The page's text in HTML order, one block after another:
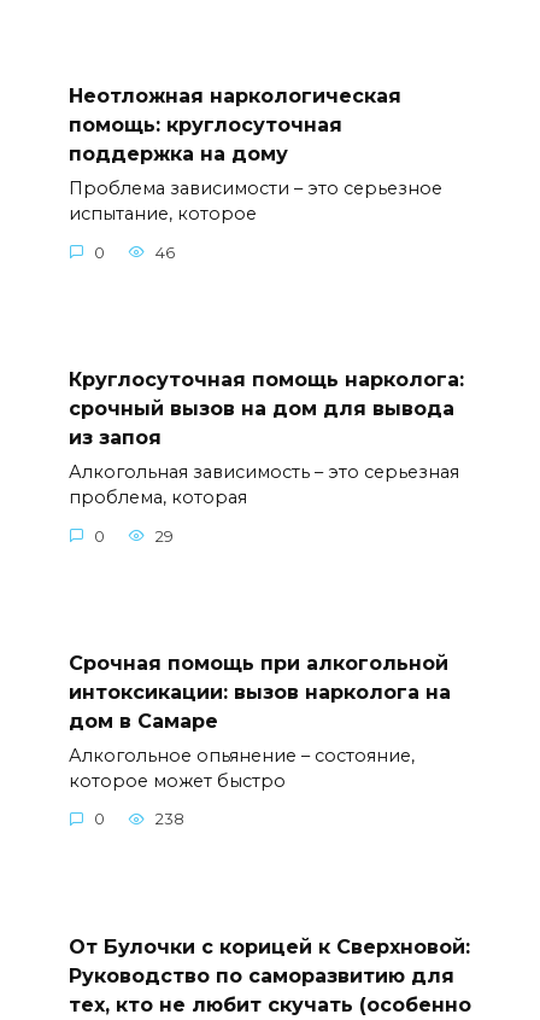
Неотложная наркологическая
помощь: круглосуточная
поддержка на дому
Проблема зависимости – это серьезное
испытание, которое
0 46
Круглосуточная помощь нарколога:
срочный вызов на дом для вывода
из запоя
Алкогольная зависимость – это серьезная
проблема, которая
0 29
Срочная помощь при алкогольной
интоксикации: вызов нарколога на
дом в Самаре
Алкогольное опьянение – состояние,
которое может быстро
0 238
От Булочки с корицей к Сверхновой:
Руководство по саморазвитию для
тех, кто не любит скучать (особенно